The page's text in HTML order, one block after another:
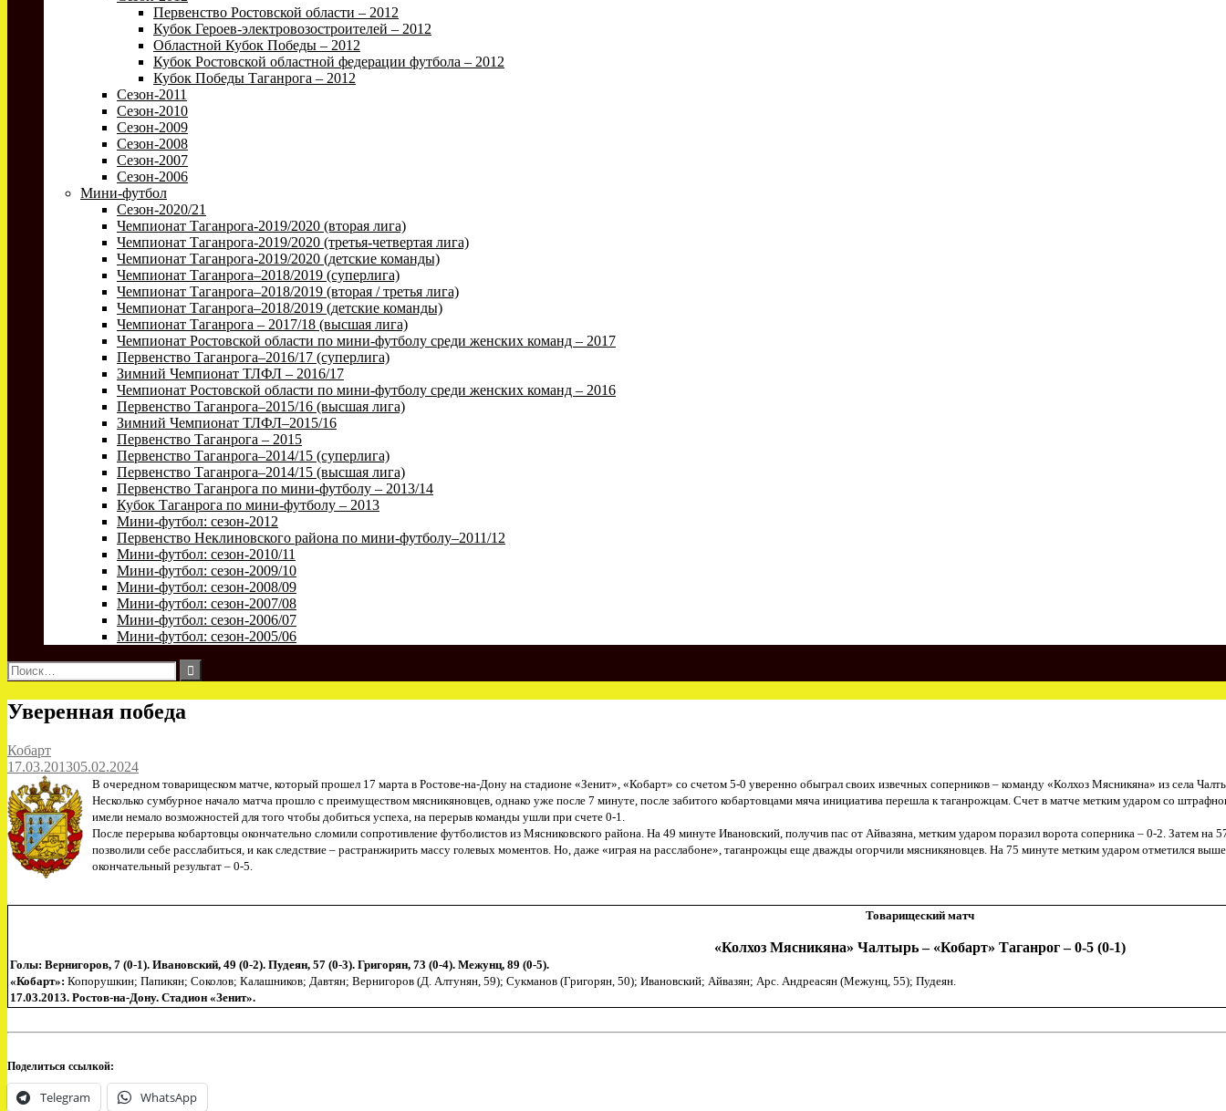
Первенство Ростовской области – 2012
Кубок Героев-электровозостроителей – 2012
Областной Кубок Победы – 2012
Кубок Ростовской областной федерации футбола – 2012
Кубок Победы Таганрога – 2012
Сезон-2011
Сезон-2010
Сезон-2009
Сезон-2008
Сезон-2007
Сезон-2006
Мини-футбол
Сезон-2020/21
Чемпионат Таганрога-2019/2020 (вторая лига)
Чемпионат Таганрога-2019/2020 (третья-четвертая лига)
Чемпионат Таганрога-2019/2020 (детские команды)
Чемпионат Таганрога–2018/2019 (суперлига)
Чемпионат Таганрога–2018/2019 (вторая / третья лига)
Чемпионат Таганрога–2018/2019 (детские команды)
Чемпионат Таганрога – 2017/18 (высшая лига)
Чемпионат Ростовской области по мини-футболу среди женских команд – 2017
Первенство Таганрога–2016/17 (суперлига)
Зимний Чемпионат ТЛФЛ – 2016/17
Чемпионат Ростовской области по мини-футболу среди женских команд – 2016
Первенство Таганрога–2015/16 (высшая лига)
Зимний Чемпионат ТЛФЛ–2015/16
Первенство Таганрога – 2015
Первенство Таганрога–2014/15 (суперлига)
Первенство Таганрога–2014/15 (высшая лига)
Первенство Таганрога по мини-футболу – 2013/14
Кубок Таганрога по мини-футболу – 2013
Мини-футбол: сезон-2012
Первенство Неклиновского района по мини-футболу–2011/12
Мини-футбол: сезон-2010/11
Мини-футбол: сезон-2009/10
Мини-футбол: сезон-2008/09
Мини-футбол: сезон-2007/08
Мини-футбол: сезон-2006/07
Мини-футбол: сезон-2005/06
Найти:
Уверенная победа
Кобарт
17.03.201305.02.2024
В очередном товарищеском матче, который прошел 17 марта в Ростове-на-Дону на стадионе «Зенит», «Кобарт» со счетом 5-0 уверенно обыграл своих извечных соперников – команду «Колхоз Мясникяна» из села
Несколько сумбурное начало матча прошло с преимуществом мясникяновцев, однако уже после 7 минуте, после забитого кобартовцами мяча инициатива перешла к таганрожцам. Счет в матче метким ударом со
имели немало возможностей для того чтобы добиться успеха, на перерыв команды ушли при счете 0-1.
После перерыва кобартовцы окончательно сломили сопротивление футболистов из Мясниковского района. На 49 минуте Ивановский, получив пас от Айвазяна, метким ударом поразил ворота соперника – 0-2. Затем
позволили себе расслабиться, и как следствие – растранжирить массу голевых моментов. Но, даже «играя на расслабоне», таганрожцы еще дважды огорчили мясникяновцев. На 75 минуте метким ударом отметился
окончательный результат – 0-5.
Товарищеский матч
«Колхоз Мясникяна» Чалтырь – «Кобарт» Таганрог – 0-5 (0-1)
Голы: Вернигоров, 7 (0-1). Ивановский, 49 (0-2). Пудеян, 57 (0-3). Григорян, 73 (0-4). Межунц, 89 (0-5).
«Кобарт»: Копорушкин; Папикян; Соколов; Калашников; Давтян; Вернигоров (Д. Алтунян, 59); Сукманов (Григорян, 50); Ивановский; Айвазян; Арс. Андреасян (Межунц, 55); Пудеян.
17.03.2013. Ростов-на-Дону. Стадион «Зенит».
Поделиться ссылкой:
Telegram WhatsApp